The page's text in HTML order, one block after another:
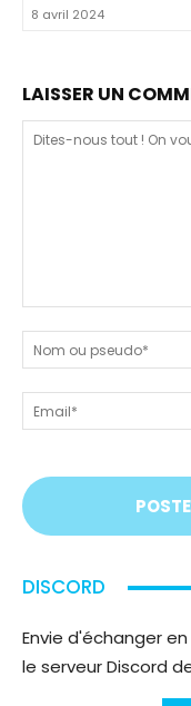
8 avril 2024
LAISSER UN
nous
tout
!
On
vous
;)
DISCORD
Envie d'échanger
le serveur Discord